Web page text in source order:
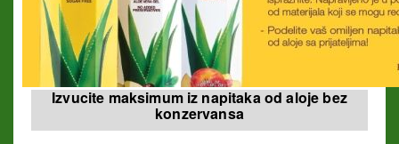
Izvucite maksimum iz napitaka od aloje bez
konzervansa